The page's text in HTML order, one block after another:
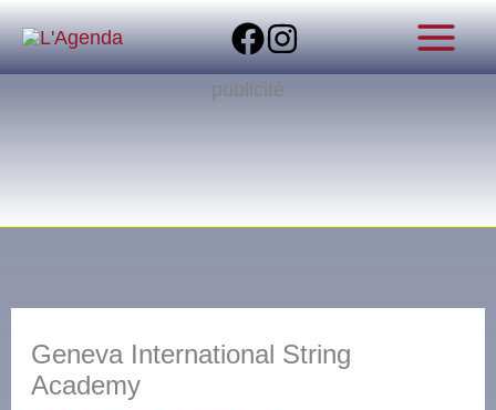
Aller
au
contenu
publicité
Geneva International String
Academy